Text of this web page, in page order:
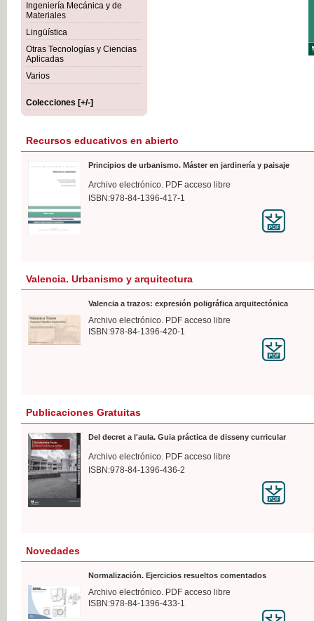
Ingeniería Mecánica y de
Materiales
Lingüística
Otras Tecnologías y Ciencias
Aplicadas
Varios
Colecciones [+/-]
Recursos educativos en abierto
Principios de urbanismo. Máster en jardinería y paisaje
Archivo electrónico. PDF acceso libre
ISBN:978-84-1396-417-1
Valencia. Urbanismo y arquitectura
Valencia a trazos: expresión poligráfica arquitectónica
Archivo electrónico. PDF acceso libre
ISBN:978-84-1396-420-1
Publicaciones Gratuitas
Del decret a l'aula. Guia práctica de disseny curricular
Archivo electrónico. PDF acceso libre
ISBN:978-84-1396-436-2
Novedades
Normalización. Ejercicios resueltos comentados
Archivo electrónico. PDF acceso libre
ISBN:978-84-1396-433-1